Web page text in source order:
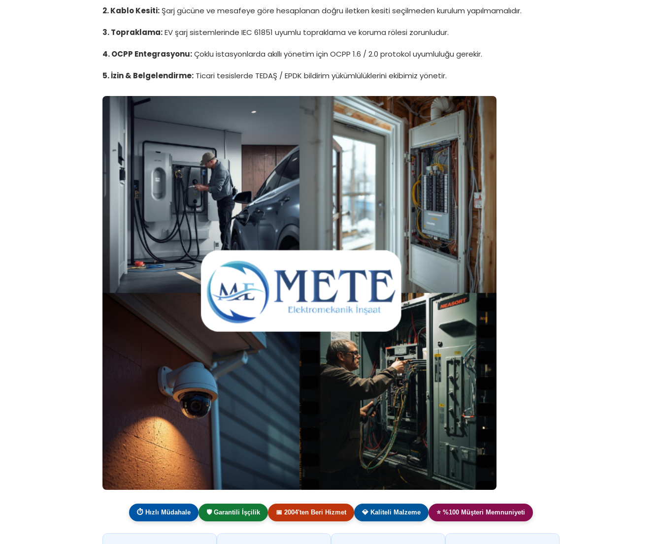
2. Kablo Kesiti: Şarj gücüne ve mesafeye göre hesaplanan doğru iletken kesiti seçilmeden kurulum yapılmamalıdır.
3. Topraklama:EV şarj sistemlerinde IEC 61851 uyumlu topraklama ve koruma rölesi zorunludur.
4. OCPP Entegrasyonu:Çoklu istasyonlarda akıllı yönetim için OCPP 1.6 / 2.0 protokol uyumluluğu gerekir.
5. İzin & Belgelendirme: Ticari tesislerde TEDAŞ / EPDK bildirim yükümlülüklerini ekibimiz yönetir.
⏱ Hızlı Müdahale 🛡️ Garantili İşçilik 📅 2004'ten Beri Hizmet 💎 Kaliteli Malzeme ⭐ %100 Müşteri Memnuniyeti